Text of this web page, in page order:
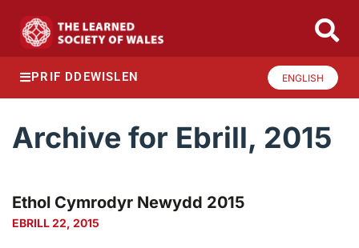
PRIF DDEWISLEN ENGLISH
Archive for Ebrill, 2015
Ethol Cymrodyr Newydd 2015
EBRILL 22, 2015